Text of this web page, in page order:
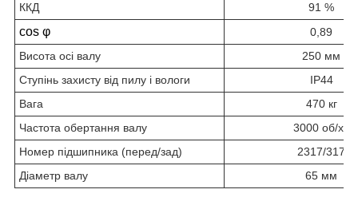
ККД
91 %
cos φ
0,89
Висота осі валу
250 мм
Ступінь захисту від пилу і вологи
IP44
Вага
470 кг
Частота обертання валу
3000 об/хв
Номер підшипника (перед/зад)
2317/317
Діаметр валу
65 мм